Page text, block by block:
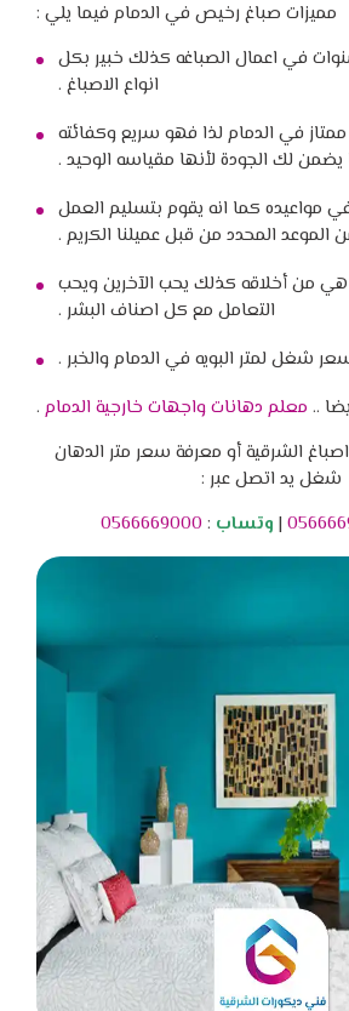
مميزات صباغ رخيص في الدمام فيما يلي :
خبرة تتجاوز 10 سنوات في اعمال الصباغه كذلك خبير بكل
انواع الاصباغ .
في الدمام لذا فهو سريع وكفائته
لك الجودة لأنها مقياسه الوحيد .
مواعيده كما انه يقوم بتسليم العمل
الموعد المحدد من قبل عميلنا الكريم .
هي من أخلاقه كذلك يحب الآخرين ويحب
التعامل مع كل اصناف البشر .
شغل لمتر البويه في الدمام والخبر .
.. معلم دهانات واجهات خارجية الدمام .
الشرقية أو معرفة سعر متر الدهان
شغل يد اتصل عبر :
| وتساب :
0566669000